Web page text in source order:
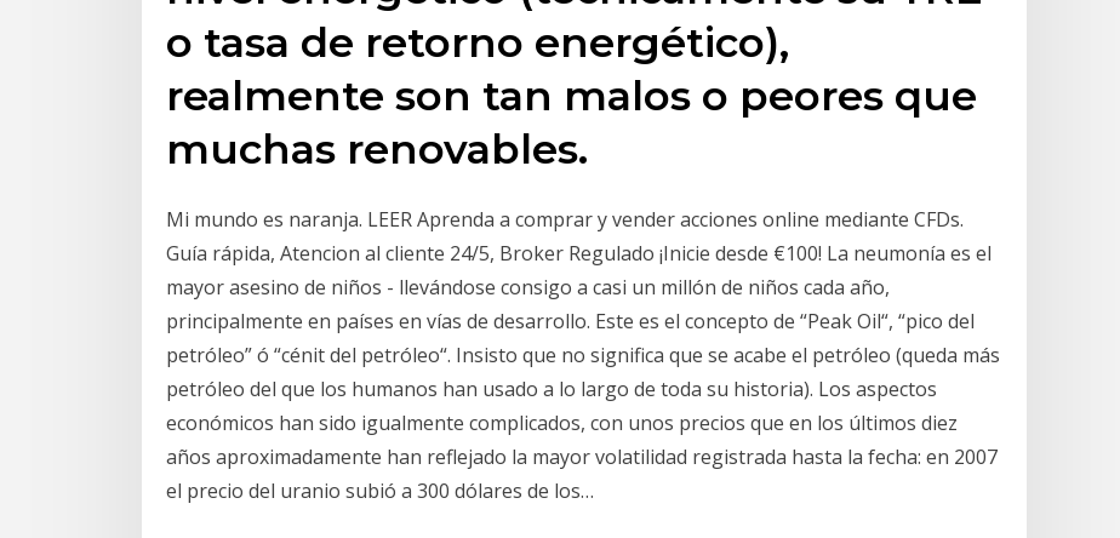
o tasa de retorno energético),
realmente son tan malos o peores que
muchas renovables.
Mi mundo es naranja. LEER Aprenda a comprar y vender acciones online mediante CFDs.
Guía rápida, Atencion al cliente 24/5, Broker Regulado ¡Inicie desde €100! La neumonía es el
mayor asesino de niños - llevándose consigo a casi un millón de niños cada año,
principalmente en países en vías de desarrollo. Este es el concepto de “Peak Oil“, “pico del
petróleo” ó “cénit del petróleo“. Insisto que no significa que se acabe el petróleo (queda más
petróleo del que los humanos han usado a lo largo de toda su historia). Los aspectos
económicos han sido igualmente complicados, con unos precios que en los últimos diez
años aproximadamente han reflejado la mayor volatilidad registrada hasta la fecha: en 2007
el precio del uranio subió a 300 dólares de los…